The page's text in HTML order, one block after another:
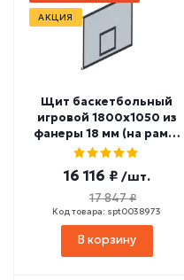
АКЦИЯ
Щит баскетбольный
игровой 1800х1050 из
фанеры 18 мм (на раме)
СТ-115
16 116 ₽ /шт.
17 847 ₽
Код товара: spt0038973
В корзину